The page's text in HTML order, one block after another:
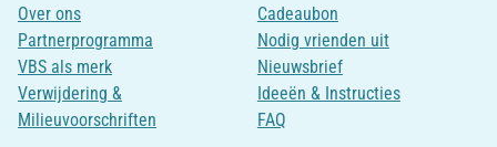
Over ons
Partnerprogramma
VBS als merk
Verwijdering &
Milieuvoorschriften
Cadeaubon
Nodig vrienden uit
Nieuwsbrief
Ideeën & Instructies
FAQ